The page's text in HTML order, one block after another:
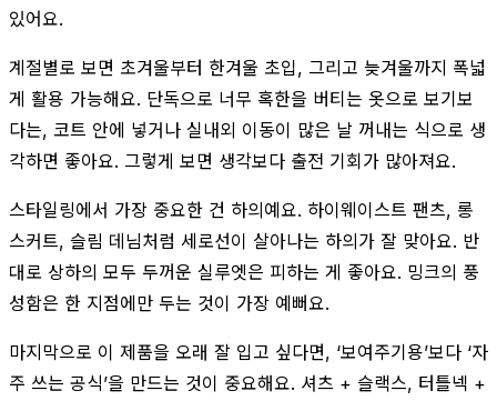
있어요.
계절별로 보면 초겨울부터 한겨울 초입, 그리고 늦겨울까지 폭넓
게 활용 가능해요. 단독으로 너무 혹한을 버티는 옷으로 보기보
다는, 코트 안에 넣거나 실내외 이동이 많은 날 꺼내는 식으로 생
각하면 좋아요. 그렇게 보면 생각보다 출전 기회가 많아져요.
스타일링에서 가장 중요한 건 하의예요. 하이웨이스트 팬츠, 롱
스커트, 슬림 데님처럼 세로선이 살아나는 하의가 잘 맞아요. 반
대로 상하의 모두 두꺼운 실루엣은 피하는 게 좋아요. 밍크의 풍
성함은 한 지점에만 두는 것이 가장 예뻐요.
마지막으로 이 제품을 오래 잘 입고 싶다면, ‘보여주기용’보다 ‘자
주 쓰는 공식’을 만드는 것이 중요해요. 셔츠 + 슬랙스, 터틀넥 +